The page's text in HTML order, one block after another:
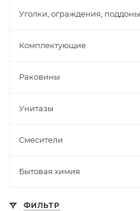
Уголки, ограждения, поддоны
Комплектующие
Раковины
Унитазы
Смесители
Бытовая химия
ФИЛЬТР